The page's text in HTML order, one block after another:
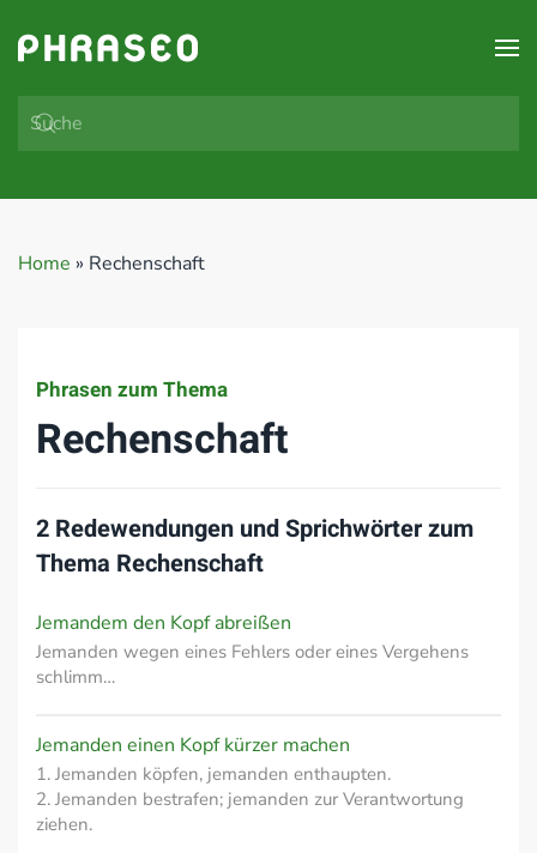
Zum Hauptinhalt springen
Home » Rechenschaft
Phrasen zum Thema
Rechenschaft
2 Redewendungen und Sprichwörter zum
Thema Rechenschaft
Jemandem den Kopf abreißen
Jemanden wegen eines Fehlers oder eines Vergehens
schlimm…
Jemanden einen Kopf kürzer machen
1. Jemanden köpfen, jemanden enthaupten.
2. Jemanden bestrafen; jemanden zur Verantwortung
ziehen.